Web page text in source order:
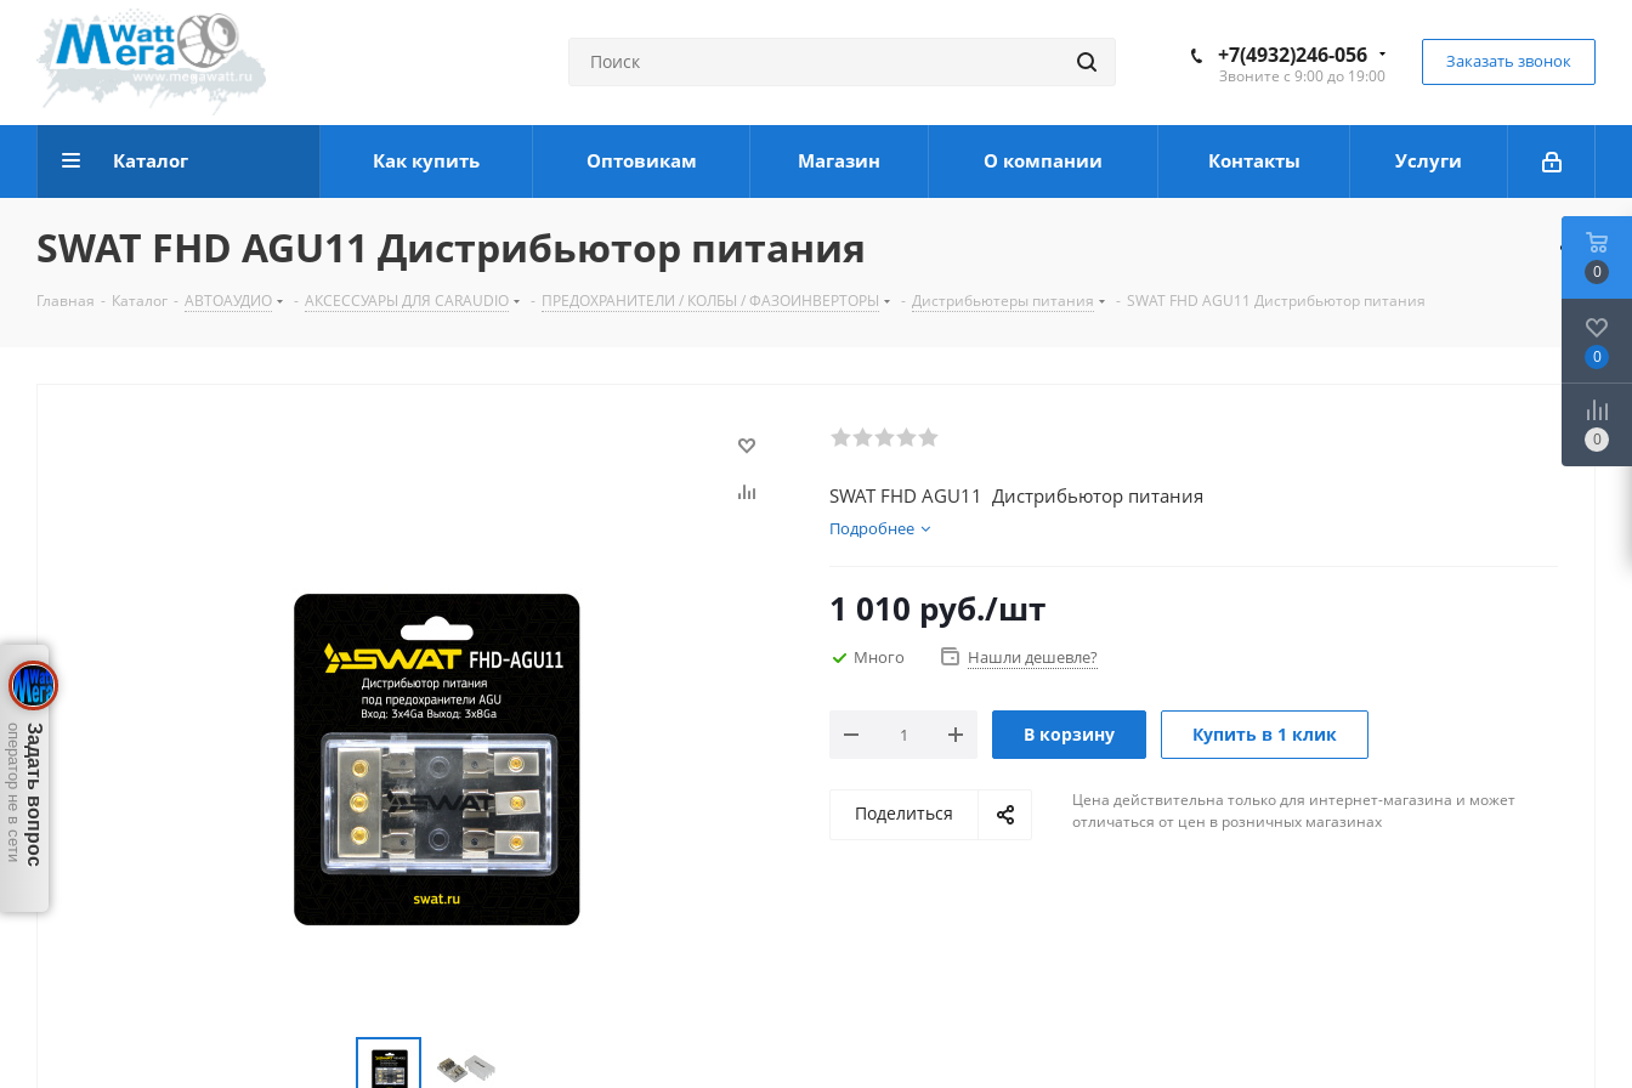
+7(4932)246-056
Звоните с 9:00 до 19:00
Заказать звонок
Каталог Как купить Оптовикам Магазин О компании Контакты Услуги
SWAT FHD AGU11 Дистрибьютор питания
Главная - Каталог - АВТОАУДИО - АКСЕССУАРЫ ДЛЯ CARAUDIO - ПРЕДОХРАНИТЕЛИ / КОЛБЫ / ФАЗОИНВЕРТОРЫ - Дистрибьютеры питания - SWAT FHD AGU11 Дистрибьютор питания
SWAT FHD AGU11 Дистрибьютор питания
Подробнее
1 010 руб./шт
Много Нашли дешевле?
В корзину Купить в 1 клик
Поделиться
Цена действительна только для интернет-магазина и может
отличаться от цен в розничных магазинах
0
0
0
Задать вопрос
оператор не в сети